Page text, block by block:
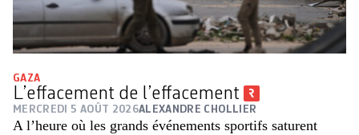
GAZA
L’effacement de l’effacement
MERCREDI 5 AOÛT 2026ALEXANDRE CHOLLIER
A l’heure où les grands événements sportifs saturent